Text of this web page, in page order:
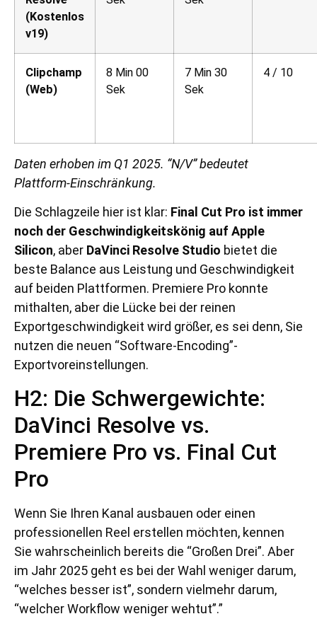
(Kostenlos
v19)
Clipchamp
(Web)
8 Min 00
Sek
7 Min 30
Sek
4 / 10
Daten erhoben im Q1 2025. “N/V” bedeutet
Plattform-Einschränkung.
Die Schlagzeile hier ist klar: Final Cut Pro ist immer
noch der Geschwindigkeitskönig auf Apple
Silicon, aber DaVinci Resolve Studio bietet die
beste Balance aus Leistung und Geschwindigkeit
auf beiden Plattformen. Premiere Pro konnte
mithalten, aber die Lücke bei der reinen
Exportgeschwindigkeit wird größer, es sei denn, Sie
nutzen die neuen “Software-Encoding”-
Exportvoreinstellungen.
H2: Die Schwergewichte:
DaVinci Resolve vs.
Premiere Pro vs. Final Cut
Pro
Wenn Sie Ihren Kanal ausbauen oder einen
professionellen Reel erstellen möchten, kennen
Sie wahrscheinlich bereits die “Großen Drei”. Aber
im Jahr 2025 geht es bei der Wahl weniger darum,
“welches besser ist”, sondern vielmehr darum,
“welcher Workflow weniger wehtut”.”